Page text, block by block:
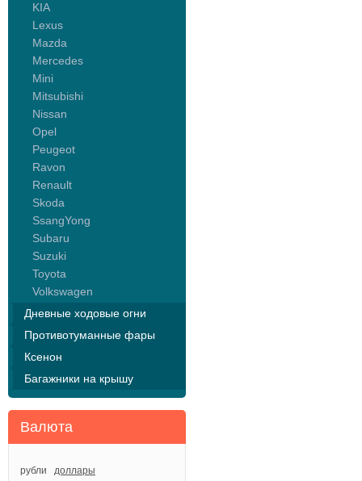
KIA
Lexus
Mazda
Mercedes
Mini
Mitsubishi
Nissan
Opel
Peugeot
Ravon
Renault
Skoda
SsangYong
Subaru
Suzuki
Toyota
Volkswagen
Дневные ходовые огни
Противотуманные фары
Ксенон
Багажники на крышу
Валюта
рубли доллары